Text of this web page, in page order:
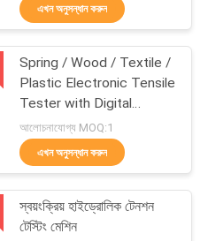
মেশিন
206
এখন অনুসন্ধান করুন
Spring / Wood / Textile /
Plastic Electronic Tensile
Tester with Digital
Display
আলোচনাযোগ্য MOQ:1
এখন অনুসন্ধান করুন
স্বয়ংক্রিয় হাইড্রোলিক টেনশন
টেস্টিং মেশিন